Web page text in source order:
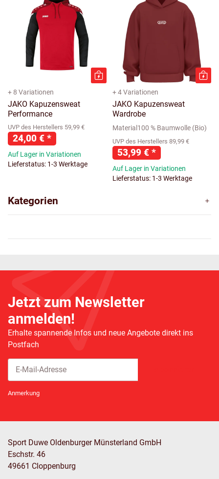
+ 8 Variationen
JAKO Kapuzensweat
Performance
UVP des Herstellers 59,99 €
24,00 € *
Auf Lager in Variationen
Lieferstatus: 1-3 Werktage
+ 4 Variationen
JAKO Kapuzensweat
Wardrobe
Material100 % Baumwolle (Bio)
UVP des Herstellers 89,99 €
53,99 € *
Auf Lager in Variationen
Lieferstatus: 1-3 Werktage
Kategorien
Jetzt zum Newsletter
anmelden!
Erhalte spannende Infos und neue Angebote direkt ins
Postfach
Anmerkung
Sport Duwe Oldenburger Münsterland GmbH
Eschstr. 46
49661 Cloppenburg